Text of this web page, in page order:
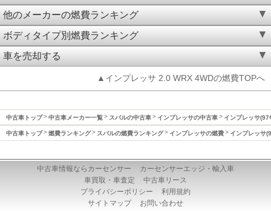
他のメーカーの燃費ランキング
ボディタイプ別燃費ランキング
車を売却する
▲インプレッサ 2.0 WRX 4WDの燃費TOPへ
中古車トップ 中古車メーカー一覧 スバルの中古車 インプレッサの中古車 インプレッサ
中古車トップ 燃費ランキング スバルの燃費ランキング インプレッサの燃費 インプレッサ
中古車情報ならカーセンサー
カーセンサーエッジ・輸入車
車買取・車査定
中古車リース
プライバシーポリシー
利用規約
サイトマップ
お問い合わせ